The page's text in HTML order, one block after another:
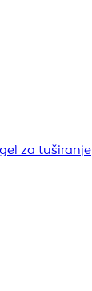
za tuširanje